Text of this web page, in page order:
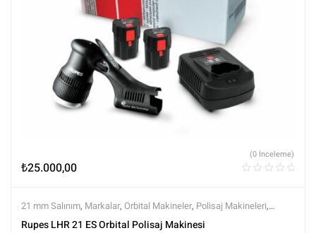
₺25.000,00
(0 İnceleme)
21 mm Salınım, Markalar, Orbital Makineler, Polisaj Makineleri,
Polisaj ve Parlatma,Rupes, Tüm Ürünler,Tüm Ürünler
Rupes LHR 21 ES Orbital Polisaj Makinesi